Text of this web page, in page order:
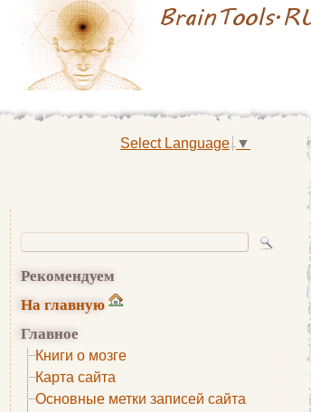
Select Language ▼
Рекомендуем
На главную
Главное
Книги о мозге
Карта сайта
Основные метки записей сайта